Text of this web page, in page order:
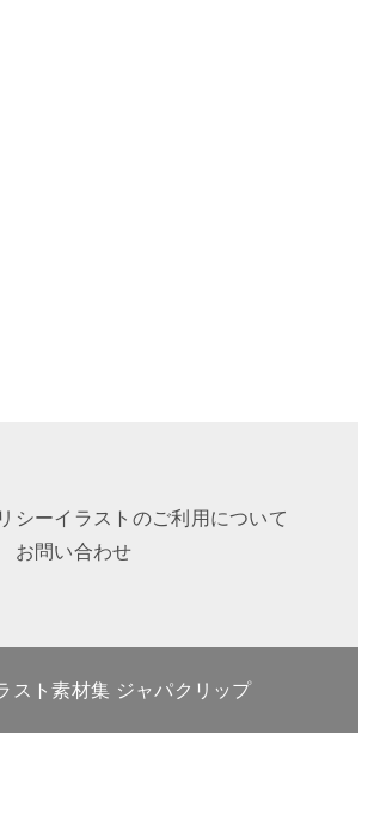
シーイラストのご利用について
お問い合わせ
スト素材集 ジャパクリップ